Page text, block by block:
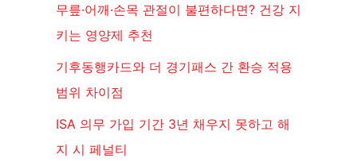
무릎·어깨·손목 관절이 불편하다면? 건강 지
키는 영양제 추천
기후동행카드와 더 경기패스 간 환승 적용
범위 차이점
ISA 의무 가입 기간 3년 채우지 못하고 해
지 시 페널티